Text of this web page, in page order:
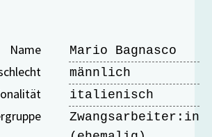
Name Mario Bagnasco
männlich
italienisch
Zwangsarbeiter:in